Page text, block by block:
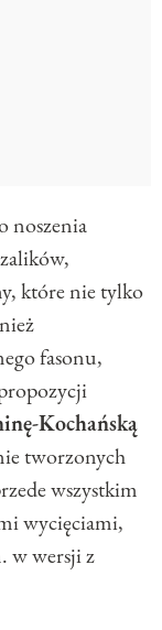
noszenia
które nie tylko
fasonu,
Kochańską
tworzonych
wszystkim
wycięciami,
w wersji z